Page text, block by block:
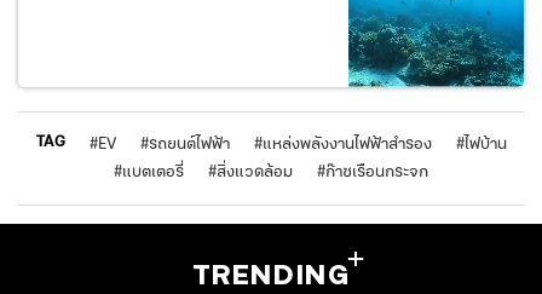
TAG #EV #รถยนต์ไฟฟ้า #แหล่งพลังงานไฟฟ้าสำรอง #ไฟบ้าน
#แบตเตอรี่ #สิ่งแวดล้อม #ก๊าซเรือนกระจก
TRENDING